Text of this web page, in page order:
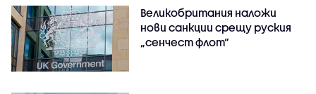
Великобритания наложи
нови санкции срещу руския
„сенчест флот“